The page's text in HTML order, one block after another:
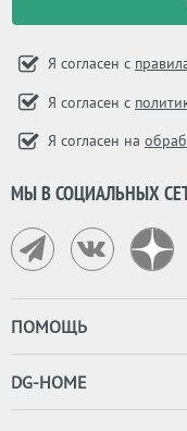
Я согласен с
Я согласен с
Я согласен на
МЫ В СОЦИАЛЬНЫХ
ПОМОЩЬ
DG-HOME